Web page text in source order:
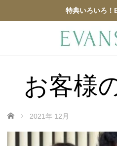
特典いろいろ！
お客様
ホーム 2021年 12月